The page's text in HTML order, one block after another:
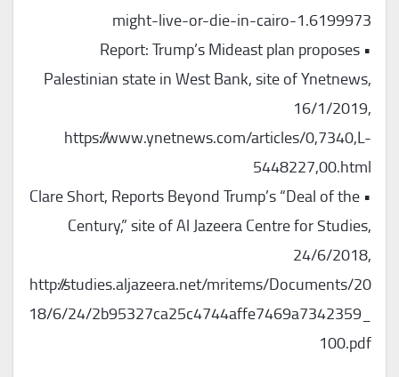
might-live-or-die-in-cairo-1.6199973
• Report: Trump’s Mideast plan proposes
Palestinian state in West Bank, site of Ynetnews,
16/1/2019,
https://www.ynetnews.com/articles/0,7340,L-
5448227,00.html
• Clare Short, Reports Beyond Trump’s “Deal of the
Century,” site of Al Jazeera Centre for Studies,
24/6/2018,
http://studies.aljazeera.net/mritems/Documents/20
18/6/24/2b95327ca25c4744affe7469a7342359_
100.pdf